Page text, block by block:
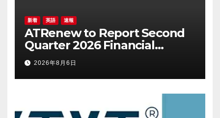
新着 英語 速報
ATRenew to Report Second
Quarter 2026 Financial
Results on August 20, 2026
2026年8月6日